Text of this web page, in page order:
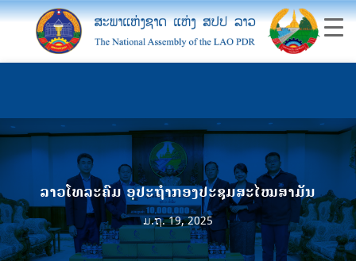
ລາວໂທລະຄົມ ອຸປະຖຳກອງປະຊຸມສະໄໝສາມັນ
ມ.ຖ. 19, 2025